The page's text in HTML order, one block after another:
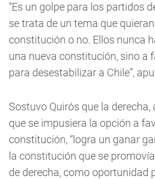
“Es un golpe para los partidos
se trata de un tema que
constitución o no. Ellos nunca
una nueva constitución, sino a
para desestabilizar a Chile”,
Sostuvo Quirós que la derecha,
que se impusiera la opción a
constitución, “logra un ganar
la constitución que se
de derecha, como oportunidad